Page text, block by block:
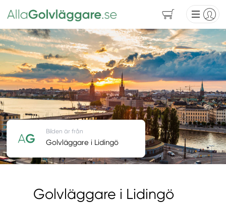
Golvläggare i Lidingö
Bilden är från
Golvläggare i Lidingö